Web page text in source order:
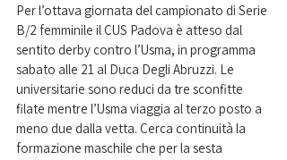
Per l’ottava giornata del campionato di Serie
B/2 femminile il CUS Padova è atteso dal
sentito derby contro l’Usma, in programma
sabato alle 21 al Duca Degli Abruzzi. Le
universitarie sono reduci da tre sconfitte
filate mentre l’Usma viaggia al terzo posto a
meno due dalla vetta. Cerca continuità la
formazione maschile che per la sesta